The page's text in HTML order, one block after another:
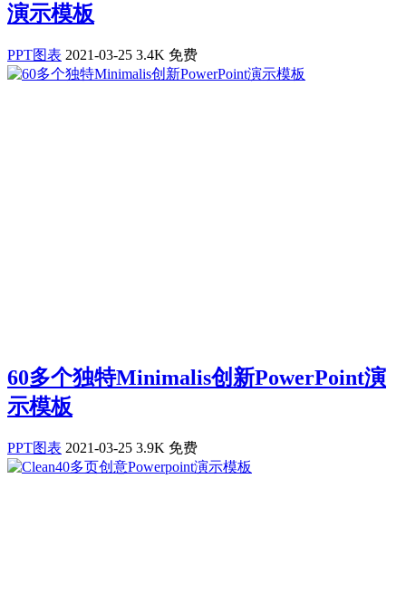
演示模板
PPT图表 2021-03-25 3.4K 免费
60多个独特Minimalis创新PowerPoint演
示模板
PPT图表 2021-03-25 3.9K 免费